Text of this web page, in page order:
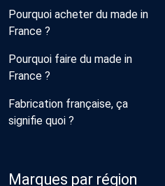
Pourquoi acheter du made in
France ?
Pourquoi faire du made in
France ?
Fabrication française, ça
signifie quoi ?
Marques par région